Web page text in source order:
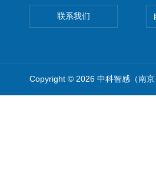
联系我们
Copyright © 2026 中科智感（南